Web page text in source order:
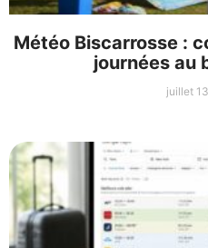
Météo Biscarrosse :
journées au
juillet